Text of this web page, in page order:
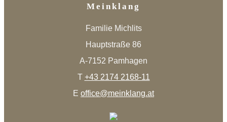
Meinklang
Familie Michlits
Hauptstraße 86
A-7152 Pamhagen
T +43 2174 2168-11
E office@meinklang.at